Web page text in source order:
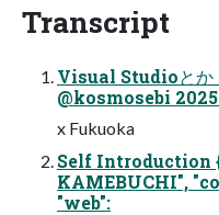
Transcript
Visual Studioとか
@kosmosebi
x Fukuoka
Self Introduction
KAMEBUCHI",
"web":